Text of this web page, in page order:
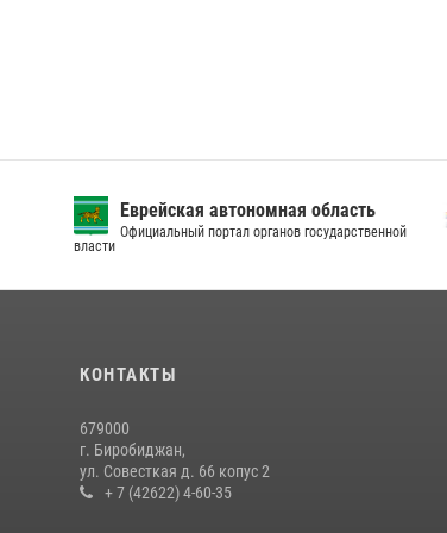
Еврейская автономная область
Официальный портал органов государственной
власти
КОНТАКТЫ
679000
г. Биробиджан,
ул. Совесткая д. 66 копус 2
+ 7 (42622) 4-60-35